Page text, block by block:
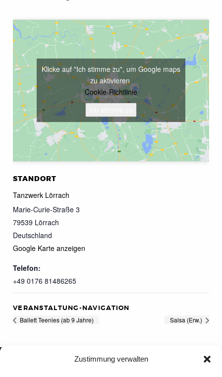
Zustimmung verwalten
STANDORT
Tanzwerk Lörrach
Marie-Curie-Straße 3
79539 Lörrach
Deutschland
Google Karte anzeigen
Telefon:
+49 0176 81486265
Klicke auf "Ich stimme zu", um Google maps
zu aktivieren
Cookie-Richtlinie
VERANSTALTUNG-NAVIGATION
Ballett Teenies (ab 9 Jahre) Salsa (Erw.)